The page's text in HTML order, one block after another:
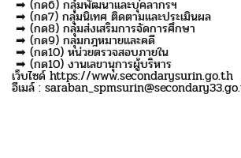
➡ (กด6) กลุ่มพัฒนาและบุคลากรฯ
➡ (กด7) กลุ่มนิเทศ ติดตามและประเมินผล
➡ (กด8) กลุ่มส่งเสริมการจัดการศึกษา
➡ (กด9) กลุ่มกฎหมายและคดี
➡ (กด10) หน่วยตรวจสอบภายใน
➡ (กด10) งานเลขานุการผู้บริหาร
เว็บไซด์ https://www.secondarysurin.go.th
อีเมล์ :